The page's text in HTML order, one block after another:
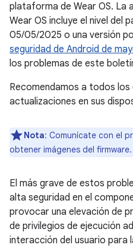
plataforma de Wear OS. La
Wear OS incluye el nivel del
05/05/2025 o una versión
seguridad de Android de
los problemas de este
Recomendamos a todos
actualizaciones en sus
Nota: Comunícate con el
obtener imágenes del firmware.
El más grave de estos
alta seguridad en el
provocar una elevación de
de privilegios de ejecución
interacción del usuario para